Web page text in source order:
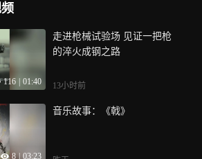
116 01:40
走进枪械试验场 见证一把枪
的淬火成钢之路
13小时前
8 | 03:23
音乐故事：《戟》